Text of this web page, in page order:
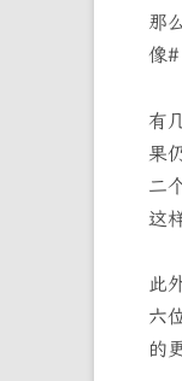
那
像
有
果
二
这
此
六
的